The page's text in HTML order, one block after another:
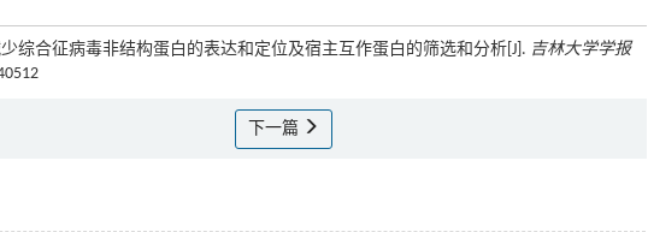
综合征病毒非结构蛋白的表达和定位及宿主互作蛋白的筛选和分析[J]. 吉林大学学报
下一篇